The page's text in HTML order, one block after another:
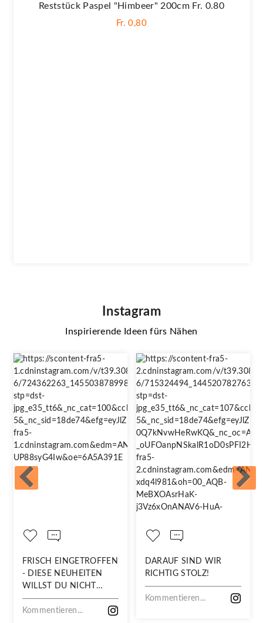
Reststück Paspel "himbeer" 200cm Fr. 0.80
Fr. 0,80
Instagram
Inspirierende Ideen fürs Nähen
FRISCH EINGETROFFEN
- DIESE NEUHEITEN
WILLST DU NICHT
VERPASSEN!
Kommentieren...
DARAUF SIND WIR
RICHTIG STOLZ!
Kommentieren...